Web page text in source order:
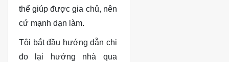
thể giúp được gia chủ, nên
cứ mạnh dạn làm.
Tôi bắt đầu hướng dẫn chị
đo lại hướng nhà qua